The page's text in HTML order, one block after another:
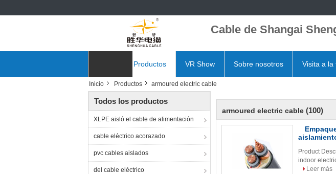
Cable de Shangai
Productos VR Show Sobre nosotros Visita a la
Noticias
Inicio Productos armoured electric cable
Todos los productos
XLPE aisló el cable de alimentación
cable eléctrico acorazado
pvc cables aislados
del cable eléctrico
armoured electric cable (100)
Product
indoor
Leer más